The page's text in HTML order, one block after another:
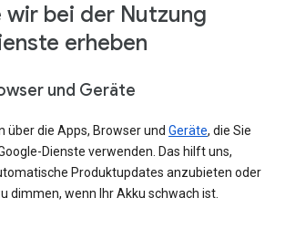
wir bei der Nutzung
erheben
und Geräte
über die Apps, Browser und Geräte, die Sie
Dienste verwenden. Das hilft uns,
Produktupdates anzubieten oder
dimmen, wenn Ihr Akku schwach ist.